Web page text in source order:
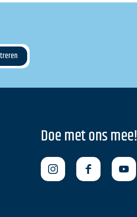
Doe met ons mee!